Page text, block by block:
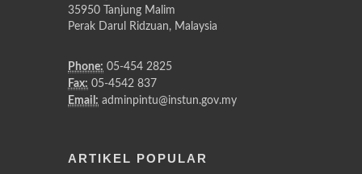
35950 Tanjung Malim
Perak Darul Ridzuan, Malaysia
Phone: 05-454 2825
Fax: 05-4542 837
Email: adminpintu@instun.gov.my
ARTIKEL POPULAR